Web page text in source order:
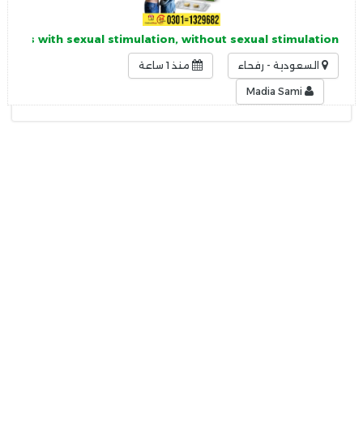
with sexual stimulation, without sexual stimulation,
السعودية - رفحاء منذ 1 ساعة